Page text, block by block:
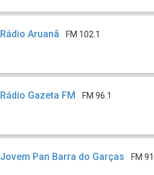
Rádio Aruanã FM 102.1
Rádio Gazeta FM FM 96.1
Jovem Pan Barra do Garças FM